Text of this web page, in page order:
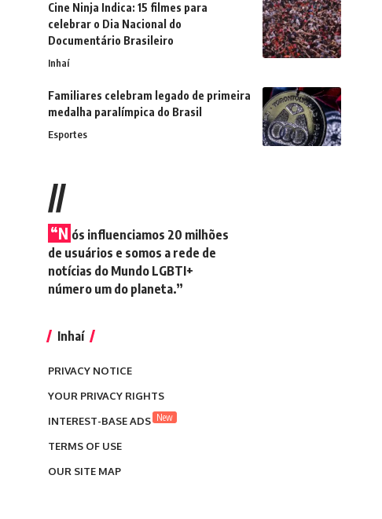
Cine Ninja Indica: 15 filmes para
celebrar o Dia Nacional do
Documentário Brasileiro
Inhaí
Familiares celebram legado de primeira
medalha paralímpica do Brasil
Esportes
//
“N ós influenciamos 20 milhões
de usuários e somos a rede de
notícias do Mundo LGBTI+
número um do planeta.”
Inhaí
PRIVACY NOTICE
YOUR PRIVACY RIGHTS
INTEREST-BASE ADS New
TERMS OF USE
OUR SITE MAP